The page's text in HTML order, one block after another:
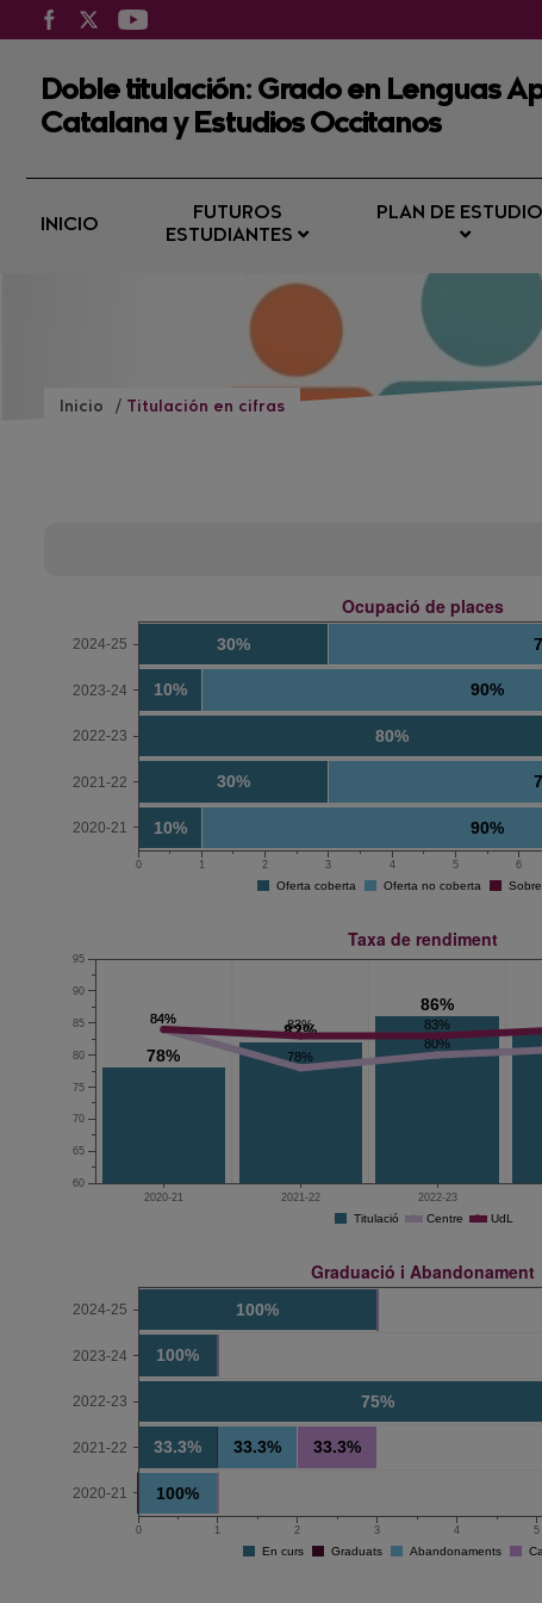
Doble titulación: Grado en Lenguas
Catalana y Estudios Occitanos
INICIO
FUTUROS
ESTUDIANTES
PLAN DE
Inicio Titulación en cifras